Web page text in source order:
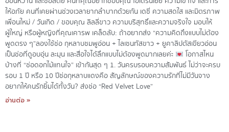
ให้อภัย คนที่เคยผ่านช่วงเวลายากลำบากด้วยกัน เดซี่ ความสดใส และมิตรภาพ
เพื่อนใหม่ / วันเกิด / ขอบคุณ ลิลลี่ขาว ความบริสุทธิ์และความจริงใจ มอบให้
ผู้ใหญ่ หรือผู้หญิงที่คุณเคารพ เคล็ดลับ: ถ้าอยากส่ง “ความคิดถึงแบบไม่ต้อง
พูดตรง ๆ”ลองใช้ช่อ กุหลาบชมพูอ่อน + ไลเซนทัสขาว + ยูคาลิปตัสเขียวอ่อน
เป็นช่อที่ดูอบอุ่น ละมุน และสื่อใจได้ลึกแบบไม่ต้องพูดมากเลยค่ะ
โอกาสไหน
บ้างที่ “ช่อดอกไม้แทนใจ” เข้ากันสุด ๆ 1. วันครบรอบความสัมพันธ์ ไม่ว่าจะครบ
รอบ 1 ปี หรือ 10 ปีช่อกุหลาบแดงคือ สัญลักษณ์ของความรักที่ไม่มีวันจาง
อยากให้คนรักยิ้มได้ทั้งวัน? ส่งช่อ “Red Velvet Love”
อ่านต่อ »